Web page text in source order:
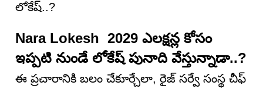
లోకేష్..?
Nara Lokesh 2029 ఎలక్షన్ల కోసం
ఇప్పటి నుండే లోకేష్ పునాది వేస్తున్నాడా..?
ఈ ప్రచారానికి బలం చేకూర్చేలా, రైజ్ సర్వే సంస్థ చీఫ్